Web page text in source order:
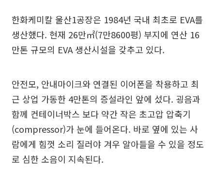
한화케미칼 울산1공장은 1984년 국내 최초로 EVA를
생산했다. 현재 26만㎡(7만8600평) 부지에 연산 16
만톤 규모의 EVA 생산시설을 갖추고 있다.
안전모, 안내마이크와 연결된 이어폰을 착용하고 최
근 상업 가동한 4만톤의 증설라인 앞에 섰다. 굉음과
함께 컨테이너박스 보다 약간 작은 초고압 압축기
(compressor)가 눈에 들어온다. 바로 옆에 있는 사
람에게 힘껏 소리 질러야 겨우 알아들을 수 있을 정도
로 심한 소음이 지속된다.